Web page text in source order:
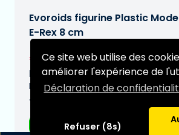
Ce site web utilise des
améliorer l'expérience de
Déclaration de
Refuser (8s)
Evoroids figurine Plastic Model
E-Rex 8 cm
€28,95 [Sous réserve de
Date de livraison prévue:
N/A
Type:
Figurines d'anime